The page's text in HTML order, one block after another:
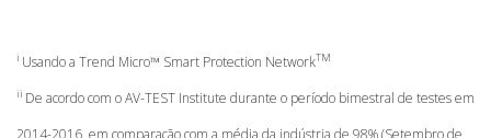
i Usando a Trend Micro™ Smart Protection NetworkTM
ii De acordo com o AV-TEST Institute durante o período bimestral de testes em
2014-2016, em comparação com a média da indústria de 98% (Setembro de